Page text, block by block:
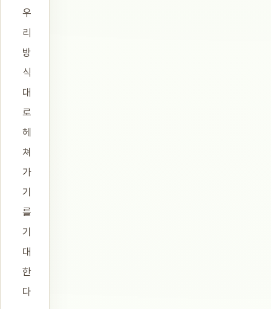
우
리
방
식
대
로
헤
쳐
가
기
를
기
대
한
다